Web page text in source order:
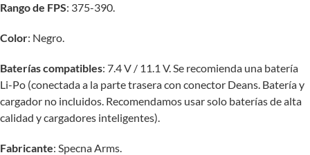
Rango de FPS: 375-390.
Color: Negro.
Baterías compatibles: 7.4 V / 11.1 V. Se recomienda una batería
Li-Po (conectada a la parte trasera con conector Deans. Batería y
cargador no incluidos. Recomendamos usar solo baterías de alta
calidad y cargadores inteligentes).
Fabricante: Specna Arms.